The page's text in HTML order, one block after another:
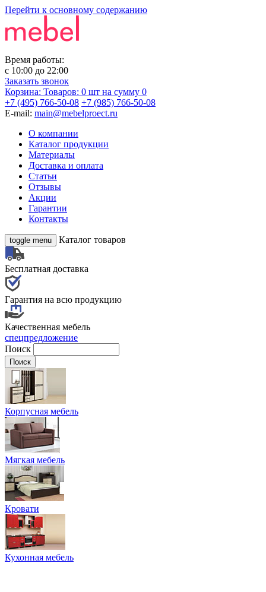
Перейти к основному содержанию
Время работы:
с 10:00 до 22:00
Заказать звонок
Корзина: Товаров: 0 шт на сумму 0
+7 (495) 766-50-08 +7 (985) 766-50-08
E-mail: main@mebelproect.ru
О компании
Каталог продукции
Материалы
Доставка и оплата
Статьи
Отзывы
Акции
Гарантии
Контакты
toggle menu Каталог товаров
Бесплатная доставка
Гарантия на всю продукцию
Качественная мебель
спецпредложение
Поиск
Корпусная мебель
Мягкая мебель
Кровати
Кухонная мебель